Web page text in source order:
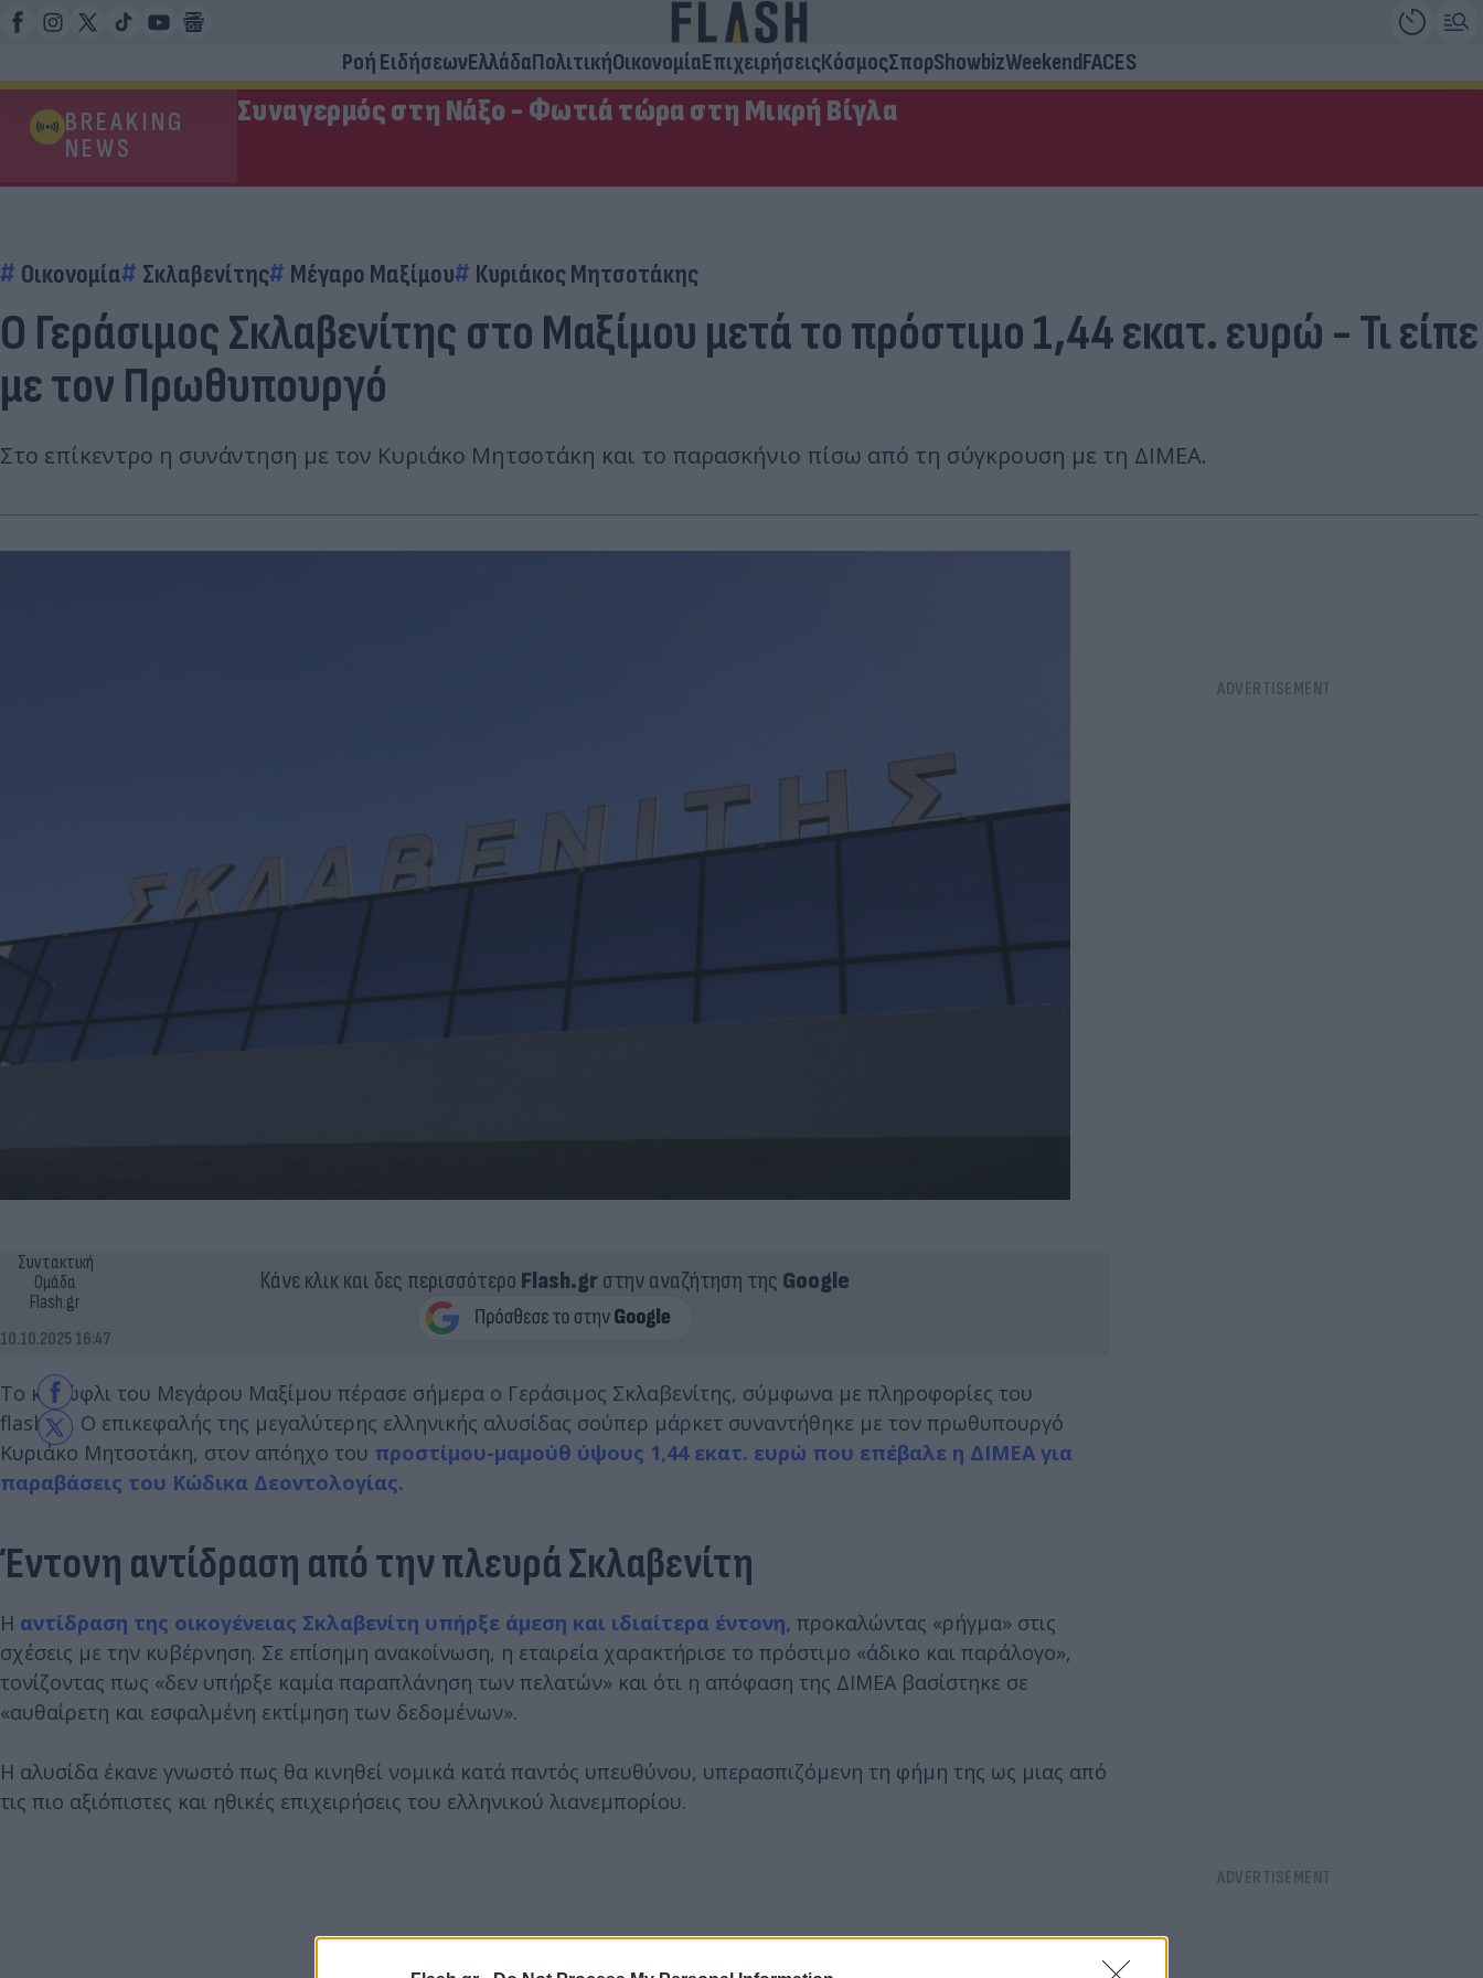
Ροή ΕιδήσεωνΕλλάδαΠολιτικήΟικονομίαΕπιχειρήσειςΚόσμοςΣπορShowbizWeekendFACES
BREAKING
NEWS
Συναγερμός στη Νάξο - Φωτιά τώρα στη Μικρή Βίγλα
Οικονομία Σκλαβενίτης Μέγαρο Μαξίμου Κυριάκος Μητσοτάκης
Ο Γεράσιμος Σκλαβενίτης στο Μαξίμου μετά το πρόστιμο 1,44 εκατ. ευρώ - Τι είπε
με τον Πρωθυπουργό
Στο επίκεντρο η συνάντηση με τον Κυριάκο Μητσοτάκη και το παρασκήνιο πίσω από τη σύγκρουση με τη ΔΙΜΕΑ.
Συντακτική
Ομάδα
Flash.gr
10.10.2025 16:47
Κάνε κλικ και δες περισσότερο Flash.grστην αναζήτηση της Google
Το κατώφλι του Μεγάρου Μαξίμου πέρασε σήμερα ο Γεράσιμος Σκλαβενίτης, σύμφωνα με πληροφορίες του
flash.gr. Ο επικεφαλής της μεγαλύτερης ελληνικής αλυσίδας σούπερ μάρκετ συναντήθηκε με τον πρωθυπουργό
Κυριάκο Μητσοτάκη, στον απόηχο του προστίμου-μαμούθ ύψους 1,44 εκατ. ευρώ που επέβαλε η ΔΙΜΕΑ για
παραβάσεις του Κώδικα Δεοντολογίας.
Έντονη αντίδραση από την πλευρά Σκλαβενίτη
Η αντίδραση της οικογένειας Σκλαβενίτη υπήρξε άμεση και ιδιαίτερα έντονη, προκαλώντας «ρήγμα» στις
σχέσεις με την κυβέρνηση. Σε επίσημη ανακοίνωση, η εταιρεία χαρακτήρισε το πρόστιμο «άδικο και παράλογο»,
τονίζοντας πως «δεν υπήρξε καμία παραπλάνηση των πελατών» και ότι η απόφαση της ΔΙΜΕΑ βασίστηκε σε
«αυθαίρετη και εσφαλμένη εκτίμηση των δεδομένων».
Η αλυσίδα έκανε γνωστό πως θα κινηθεί νομικά κατά παντός υπευθύνου, υπερασπιζόμενη τη φήμη της ως μιας από
τις πιο αξιόπιστες και ηθικές επιχειρήσεις του ελληνικού λιανεμπορίου.